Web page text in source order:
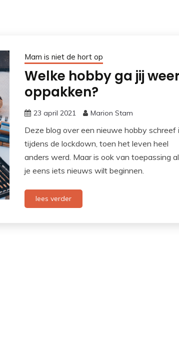
Mam is niet de hort op
Welke hobby ga jij weer
oppakken?
23 april 2021 Marion Stam
Deze blog over een nieuwe hobby schreef
tijdens de lockdown, toen het leven heel
anders werd. Maar is ook van toepassing
je eens iets nieuws wilt beginnen.
lees verder